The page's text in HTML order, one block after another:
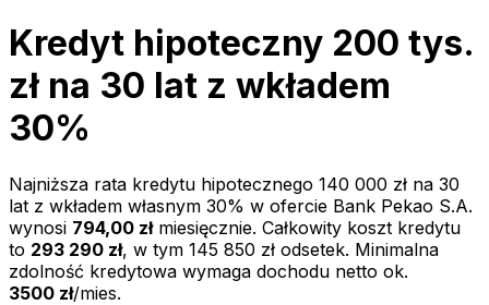
Kredyt hipoteczny 200 tys.
zł na 30 lat z wkładem
30%
Najniższa rata kredytu hipotecznego 140 000 zł na 30
lat z wkładem własnym 30% w ofercie Bank Pekao S.A.
wynosi 794,00 złmiesięcznie. Całkowity koszt kredytu
to 293 290 zł, w tym 145 850 zł odsetek. Minimalna
zdolność kredytowa wymaga dochodu netto ok.
3500 zł/mies.